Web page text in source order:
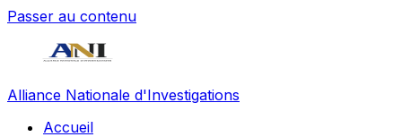
Passer au contenu
Alliance Nationale d'Investigations
Accueil